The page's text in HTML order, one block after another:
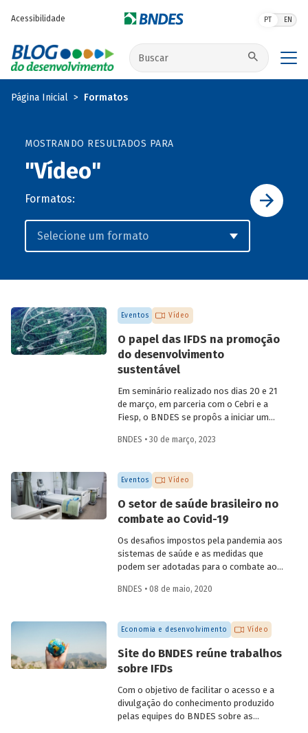
Acessibilidade PT EN
Buscar no site
Página Inicial Formatos
MOSTRANDO RESULTADOS PARA
"Vídeo"
Formatos:
Eventos Vídeo
O papel das IFDS na promoção
do desenvolvimento
sustentável
Em seminário realizado nos dias 20 e 21
de março, em parceria com o Cebri e a
Fiesp, o BNDES se propôs a iniciar um
principais questões do desenvolvimento
internacionais e representantes de
governo e da área acadêmica no Brasil.
Um dos temas abordados foi como o
Estado e as instituições financeiras de
desenvolvimento (IFD) podem atuar para
promover uma retomada do crescimento
em bases sustentáveis, com foco na
inclusão social.
BNDES • 30 de março, 2023
Eventos Vídeo
O setor de saúde brasileiro no
combate ao Covid-19
Os desafios impostos pela pandemia aos
sistemas de saúde e as medidas que
podem ser adotadas para o combate ao
por especialistas da área de saúde, em
quarta, dia 6 de maio. A conversa,
transmitida pelo YouTube do Banco,
contou com participações do
coordenador de ações de prospecção da
Fiocruz, Carlos Gadelha, do diretor-
adjunto da Organização Pan-Americana
de Saúde (Opas), Jarbas Barbosa, e com o
presidente do Fórum Inovação Saúde,
Josier Vilar.
BNDES • 08 de maio, 2020
Economia e desenvolvimento Vídeo
Site do BNDES reúne trabalhos
sobre IFDs
Com o objetivo de facilitar o acesso e a
divulgação do conhecimento produzido
pelas equipes do BNDES sobre as